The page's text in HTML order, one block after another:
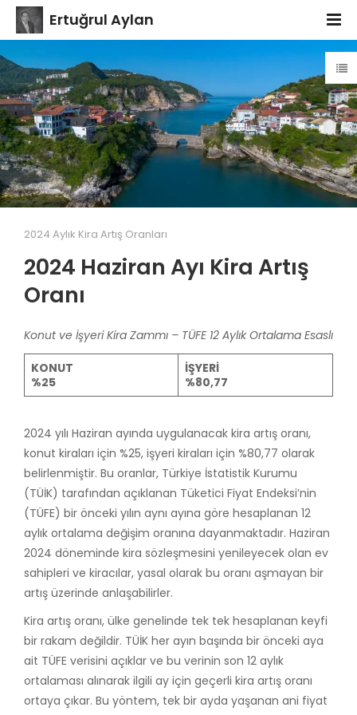
Ertuğrul Aylan
2024 Aylık Kira Artış Oranları
2024 Haziran Ayı Kira Artış
Oranı
Konut ve İşyeri Kira Zammı – TÜFE 12 Aylık Ortalama Esaslı
KONUT
%25
İŞYERİ
%80,77
2024 yılı Haziran ayında uygulanacak kira artış oranı,
konut kiraları için %25, işyeri kiraları için %80,77 olarak
belirlenmiştir. Bu oranlar, Türkiye İstatistik Kurumu
(TÜİK) tarafından açıklanan Tüketici Fiyat Endeksi’nin
(TÜFE) bir önceki yılın aynı ayına göre hesaplanan 12
aylık ortalama değişim oranına dayanmaktadır. Haziran
2024 döneminde kira sözleşmesini yenileyecek olan ev
sahipleri ve kiracılar, yasal olarak bu oranı aşmayan bir
artış üzerinde anlaşabilirler.
Kira artış oranı, ülke genelinde tek tek hesaplanan keyfi
bir rakam değildir. TÜİK her ayın başında bir önceki aya
ait TÜFE verisini açıklar ve bu verinin son 12 aylık
ortalaması alınarak ilgili ay için geçerli kira artış oranı
ortaya çıkar. Bu yöntem, tek bir ayda yaşanan ani fiyat